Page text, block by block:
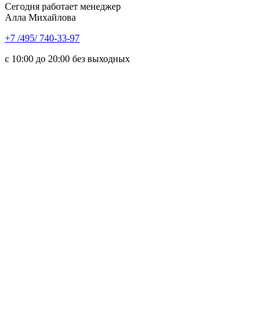
Сегодня работает менеджер
Алла Михайлова
+7 /495/ 740-33-97
с 10:00 до 20:00 без выходных